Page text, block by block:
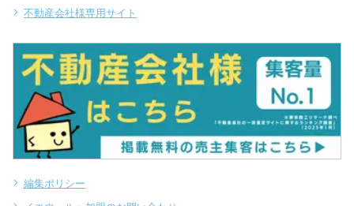
不動産会社様専用サイト
編集ポリシー